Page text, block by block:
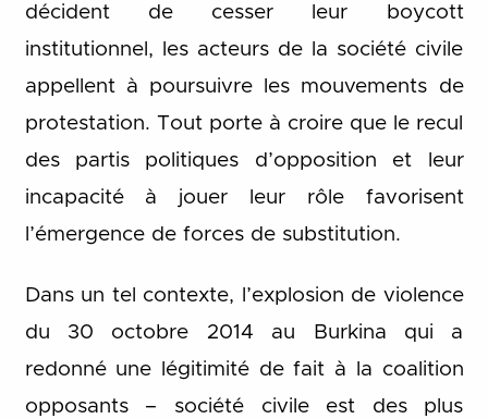
décident de cesser leur boycott
institutionnel, les acteurs de la société civile
appellent à poursuivre les mouvements de
protestation. Tout porte à croire que le recul
des partis politiques d’opposition et leur
incapacité à jouer leur rôle favorisent
l’émergence de forces de substitution.
Dans un tel contexte, l’explosion de violence
du 30 octobre 2014 au Burkina qui a
redonné une légitimité de fait à la coalition
opposants – société civile est des plus